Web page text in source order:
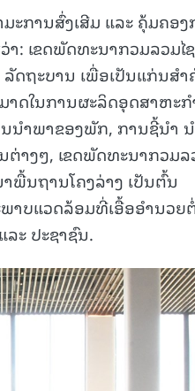
ະການສົ່ງເສີມ ແລະ ຄຸ້ມຄອ
: ເຂດພັດທະນາກວມລວມໄ
ດຖະບານ ເພື່ອເປັນແກ່ນສໍ
າດໃນການຜະລິດອຸດສາຫະ
ນໍາພາຂອງພັກ, ການຊີ້ນໍາ
າງໆ, ເຂດພັດທະນາກວມ
ພື້ນຖານໂຄງລ່າງ ເປັນຕົ້ນ
າບແວດລ້ອມທີ່ເອື້ອອໍານວຍ
ະ ປະຊາຊົນ.